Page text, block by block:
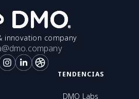
innovation company
TENDENCIAS
DMO Labs